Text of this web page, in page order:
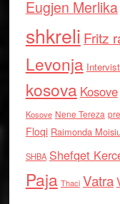
Eugjen Merlika
shkreli Fritz
Levonja
kosova Kosove
Kosove Nene Tereza
Floqi Raimonda
SHBA Shefqet
Paja Thaci Vatra